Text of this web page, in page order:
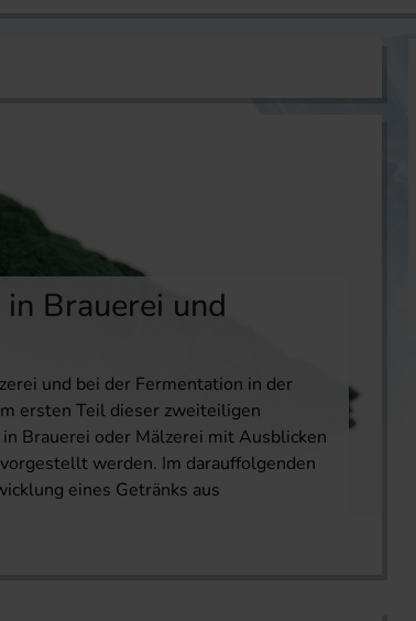
Brauerei und
und bei der Fermentation in der
ersten Teil dieser zweiteiligen
Brauerei oder Mälzerei mit Ausblicken
werden. Im darauffolgenden
eines Getränks aus